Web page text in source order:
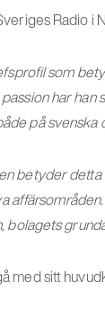
Radio i
som
har
på svenska
betyder
bolagets
med sitt